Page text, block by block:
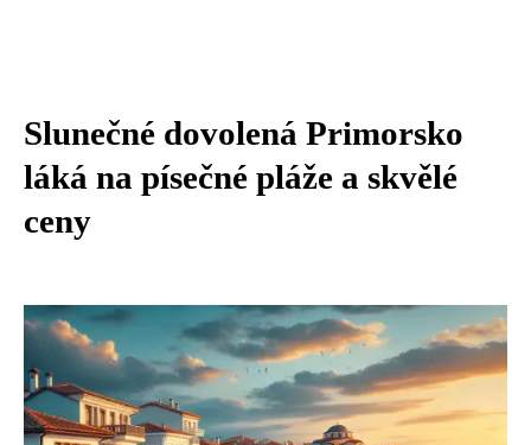
Slunečné dovolená Primorsko
láká na písečné pláže a skvělé
ceny